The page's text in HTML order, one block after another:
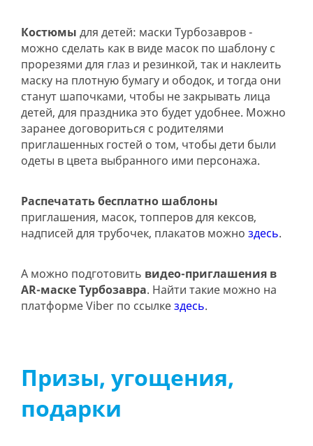
Костюмы для детей: маски Турбозавров -
можно сделать как в виде масок по шаблону с
прорезями для глаз и резинкой, так и наклеить
маску на плотную бумагу и ободок, и тогда они
станут шапочками, чтобы не закрывать лица
детей, для праздника это будет удобнее. Можно
заранее договориться с родителями
приглашенных гостей о том, чтобы дети были
одеты в цвета выбранного ими персонажа.
Распечатать бесплатно шаблоны
приглашения, масок, топперов для кексов,
надписей для трубочек, плакатов можно здесь.
А можно подготовить видео-приглашения в
AR-маске Турбозавра. Найти такие можно на
платформе Viber по ссылкездесь.
Призы, угощения,
подарки